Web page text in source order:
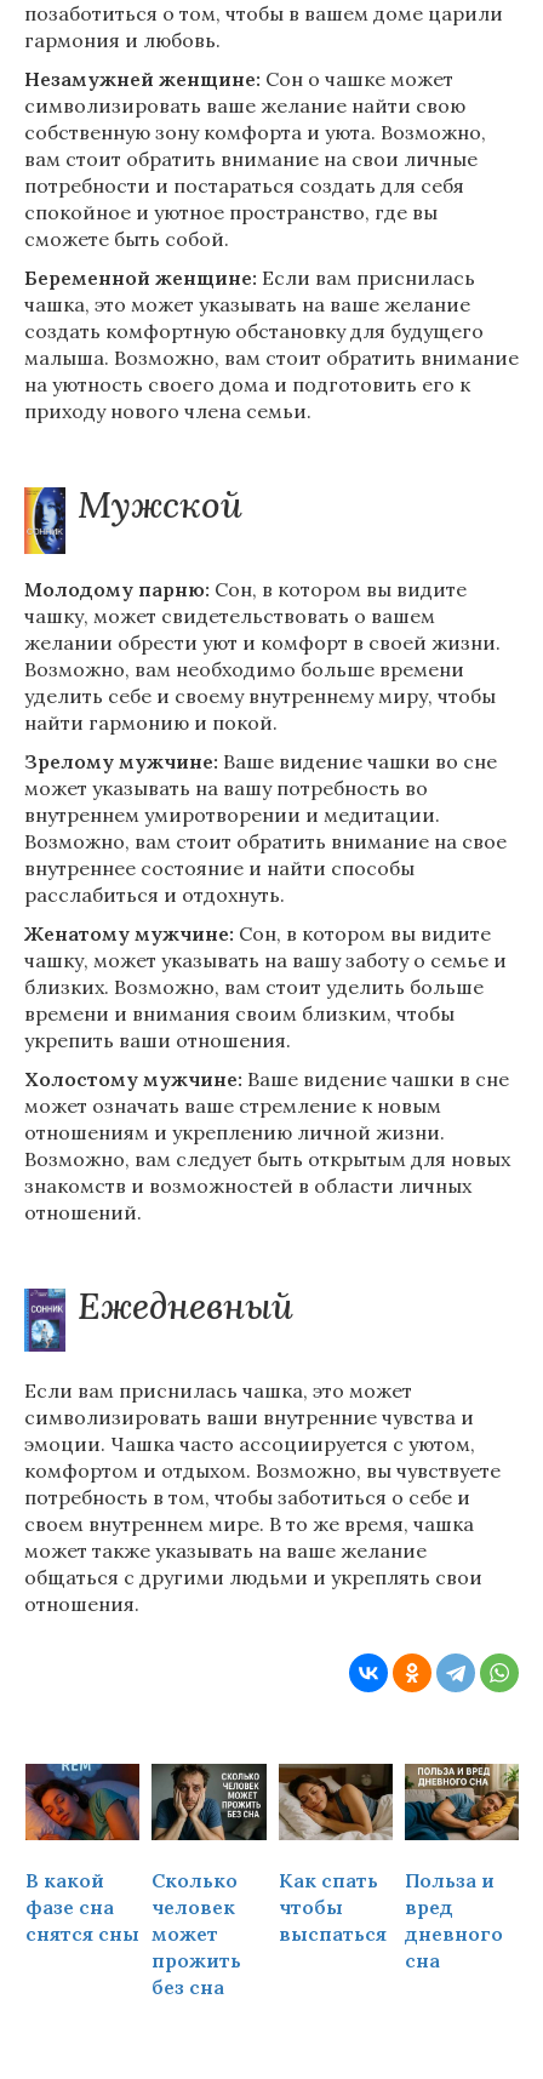
позаботиться о том, чтобы в вашем доме царили
гармония и любовь.
Незамужней женщине: Сон о чашке может
символизировать ваше желание найти свою
собственную зону комфорта и уюта. Возможно,
вам стоит обратить внимание на свои личные
потребности и постараться создать для себя
спокойное и уютное пространство, где вы
сможете быть собой.
Беременной женщине: Если вам приснилась
чашка, это может указывать на ваше желание
создать комфортную обстановку для будущего
малыша. Возможно, вам стоит обратить внимание
на уютность своего дома и подготовить его к
приходу нового члена семьи.
Мужской
Молодому парню: Сон, в котором вы видите
чашку, может свидетельствовать о вашем
желании обрести уют и комфорт в своей жизни.
Возможно, вам необходимо больше времени
уделить себе и своему внутреннему миру, чтобы
найти гармонию и покой.
Зрелому мужчине: Ваше видение чашки во сне
может указывать на вашу потребность во
внутреннем умиротворении и медитации.
Возможно, вам стоит обратить внимание на свое
внутреннее состояние и найти способы
расслабиться и отдохнуть.
Женатому мужчине: Сон, в котором вы видите
чашку, может указывать на вашу заботу о семье и
близких. Возможно, вам стоит уделить больше
времени и внимания своим близким, чтобы
укрепить ваши отношения.
Холостому мужчине: Ваше видение чашки в сне
может означать ваше стремление к новым
отношениям и укреплению личной жизни.
Возможно, вам следует быть открытым для новых
знакомств и возможностей в области личных
отношений.
Ежедневный
Если вам приснилась чашка, это может
символизировать ваши внутренние чувства и
эмоции. Чашка часто ассоциируется с уютом,
комфортом и отдыхом. Возможно, вы чувствуете
потребность в том, чтобы заботиться о себе и
своем внутреннем мире. В то же время, чашка
может также указывать на ваше желание
общаться с другими людьми и укреплять свои
отношения.
В какой
фазе сна
снятся сны
Сколько
человек
может
прожить
без сна
Как спать
чтобы
выспаться
Польза и
вред
дневного
сна